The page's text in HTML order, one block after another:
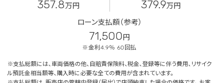
357.8万円 379.9万円
ローン支払額（参考）
71,500円
※金利4.9％ 60回払
※支払総額には、車両価格の他、自賠責保険料、税金、登録等に伴う費用、リサイク
ル預託金相当額等、購入時に必要な全ての費用が含まれています。